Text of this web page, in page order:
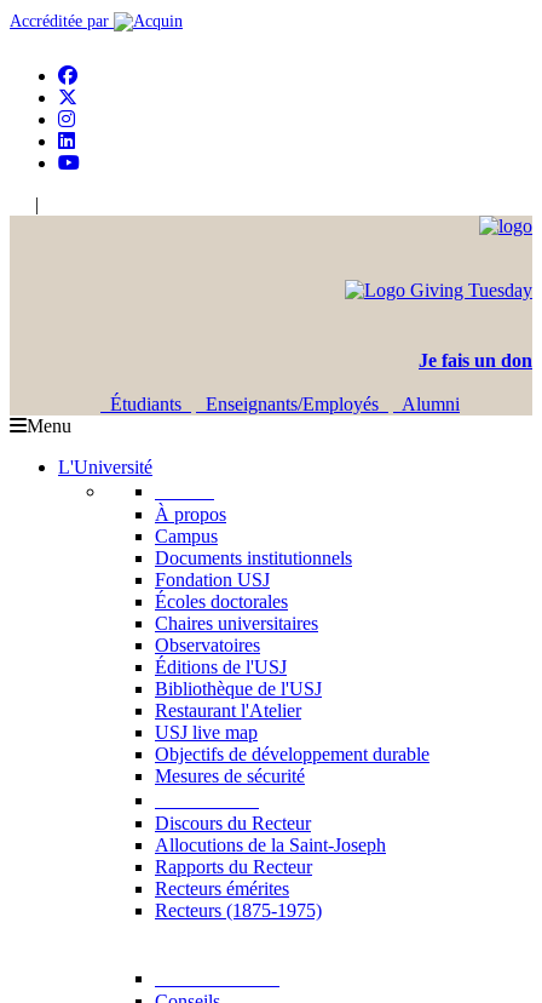
Accréditée par
|
Je fais un don
Étudiants Enseignants/Employés
Alumni
Menu
L'Université
À propos
Campus
Documents institutionnels
Fondation USJ
Écoles doctorales
Chaires universitaires
Observatoires
Éditions de l'USJ
Bibliothèque de l'USJ
Restaurant l'Atelier
USJ live map
Objectifs de développement durable
Mesures de sécurité
Discours du Recteur
Allocutions de la Saint-Joseph
Rapports du Recteur
Recteurs émérites
Recteurs (1875-1975)